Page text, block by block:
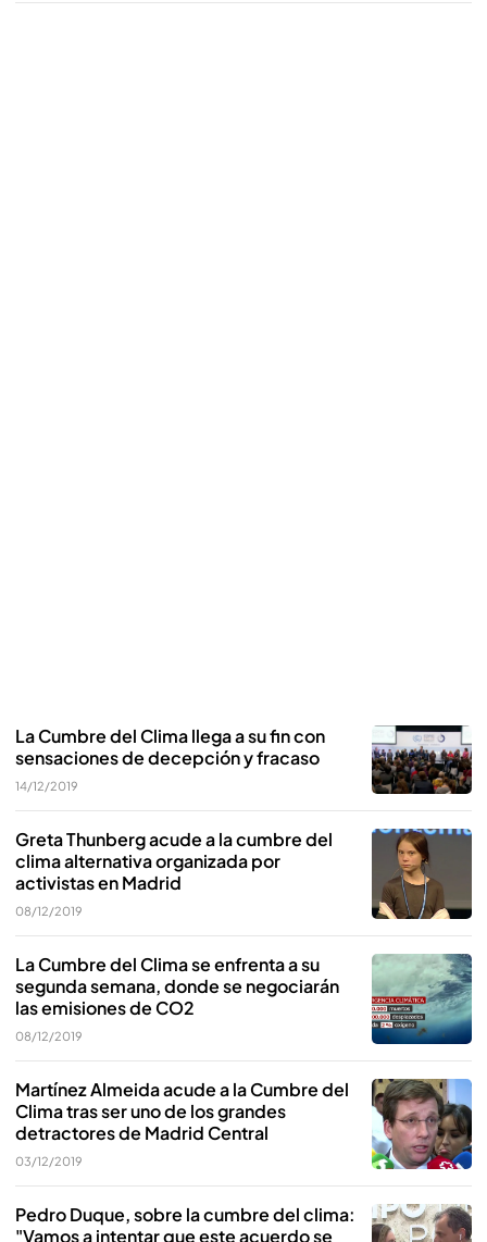
La Cumbre del Clima llega a su fin con
sensaciones de decepción y fracaso
14/12/2019
Greta Thunberg acude a la cumbre del
clima alternativa organizada por
activistas en Madrid
08/12/2019
La Cumbre del Clima se enfrenta a su
segunda semana, donde se negociarán
las emisiones de CO2
08/12/2019
Martínez Almeida acude a la Cumbre del
Clima tras ser uno de los grandes
detractores de Madrid Central
03/12/2019
Pedro Duque, sobre la cumbre del clima:
"Vamos a intentar que este acuerdo se